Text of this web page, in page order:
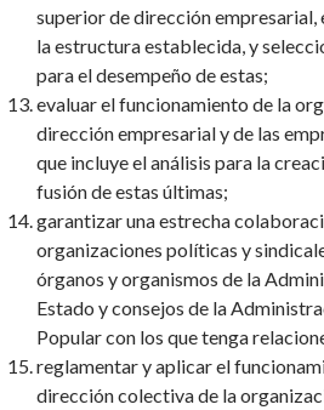
superior de dirección empresarial,
la estructura establecida, y
para el desempeño de estas;
evaluar el funcionamiento de la
dirección empresarial y de las
que incluye el análisis para la
fusión de estas últimas;
garantizar una estrecha
organizaciones políticas y
órganos y organismos de la
Estado y consejos de la
Popular con los que tenga
reglamentar y aplicar el
dirección colectiva de la